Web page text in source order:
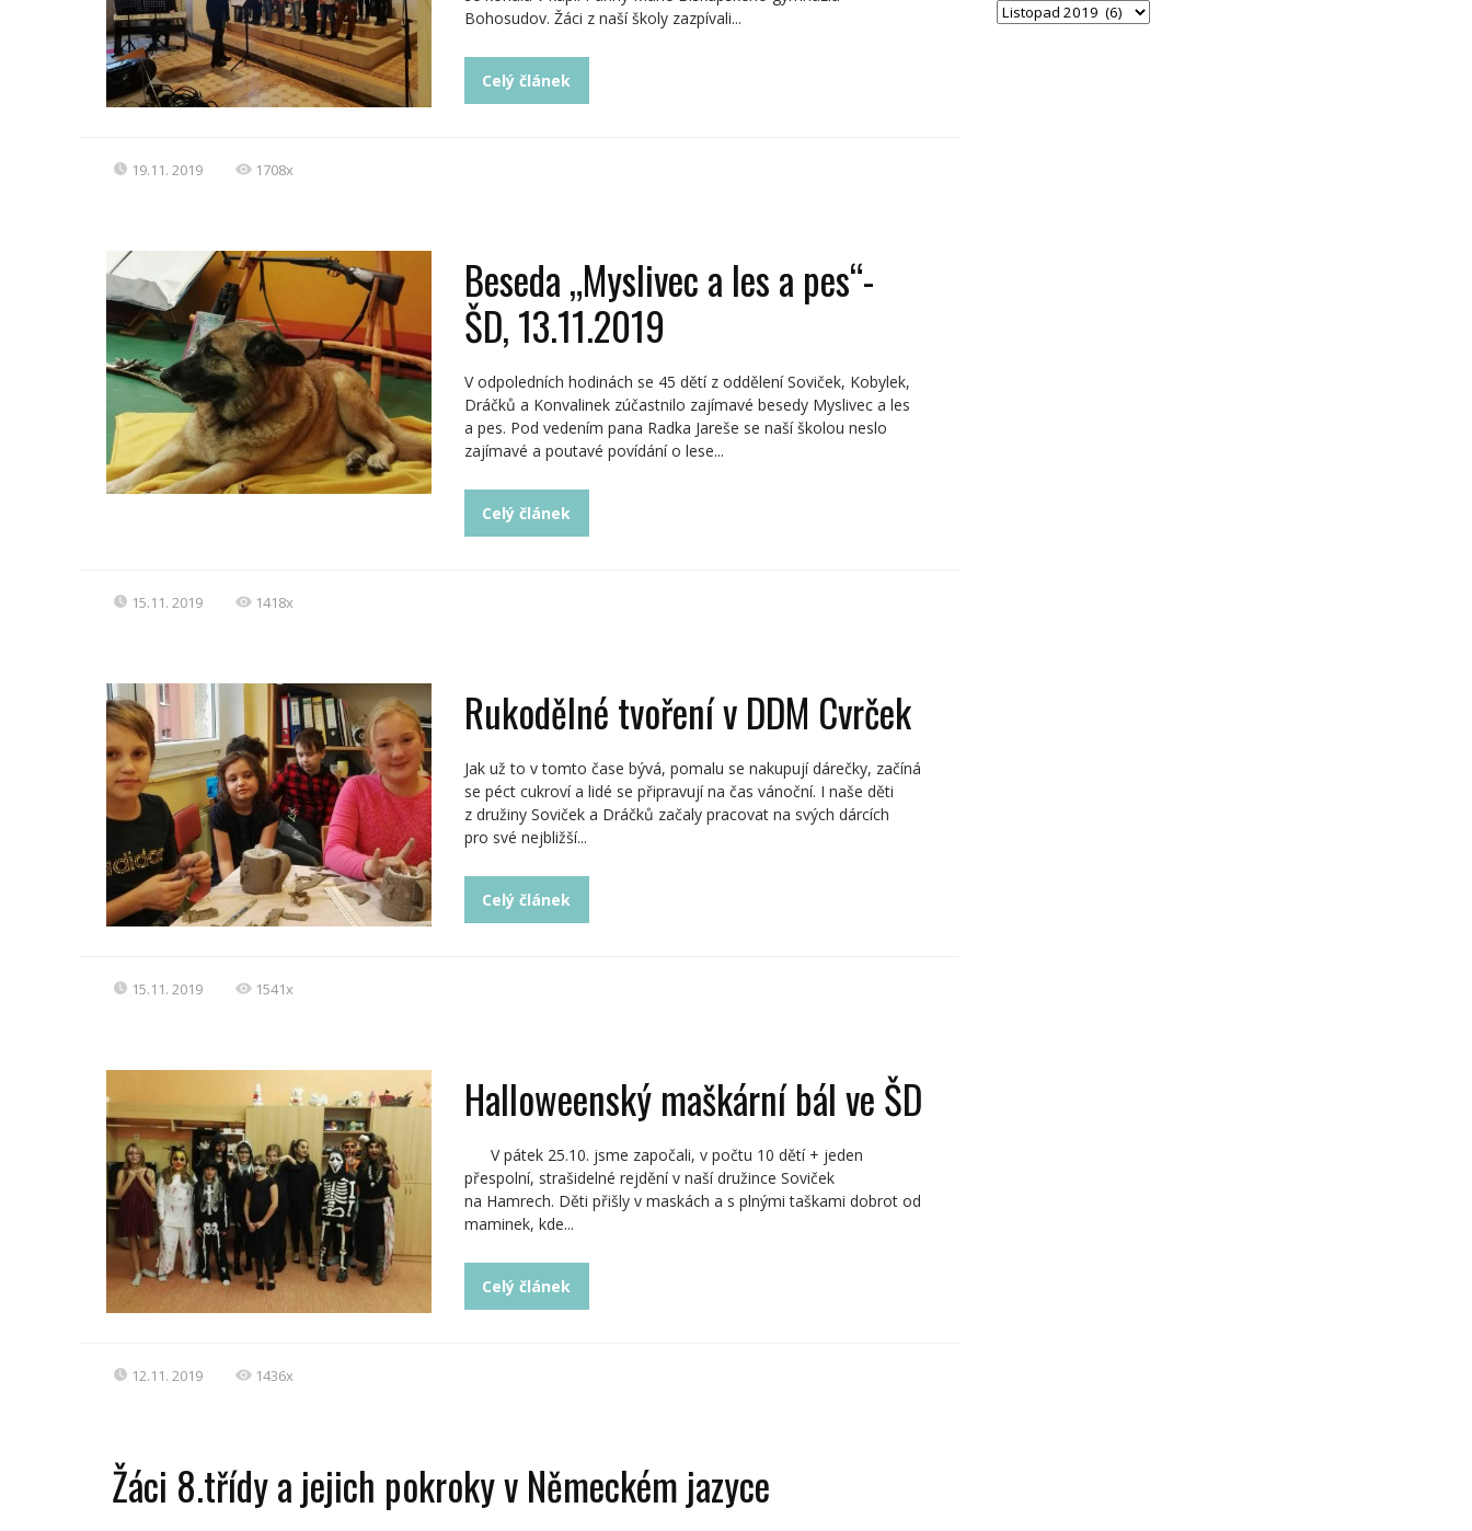
Bohosudov. Žáci z naší školy zazpívali...
Celý článek
19.11. 2019 1708x
Beseda „Myslivec a les a pes“-
ŠD, 13.11.2019
V odpoledních hodinách se 45 dětí z oddělení Soviček, Kobylek,
Dráčků a Konvalinek zúčastnilo zajímavé besedy Myslivec a les
a pes. Pod vedením pana Radka Jareše se naší školou neslo
zajímavé a poutavé povídání o lese...
Celý článek
15.11. 2019 1418x
Rukodělné tvoření v DDM Cvrček
Jak už to v tomto čase bývá, pomalu se nakupují dárečky, začíná
se péct cukroví a lidé se připravují na čas vánoční. I naše děti
z družiny Soviček a Dráčků začaly pracovat na svých dárcích
pro své nejbližší...
Celý článek
15.11. 2019 1541x
Halloweenský maškární bál ve ŠD
V pátek 25.10. jsme započali, v počtu 10 dětí + jeden
přespolní, strašidelné rejdění v naší družince Soviček
na Hamrech. Děti přišly v maskách a s plnými taškami dobrot od
maminek, kde...
Celý článek
12.11. 2019 1436x
Žáci 8.třídy a jejich pokroky v Německém jazyce